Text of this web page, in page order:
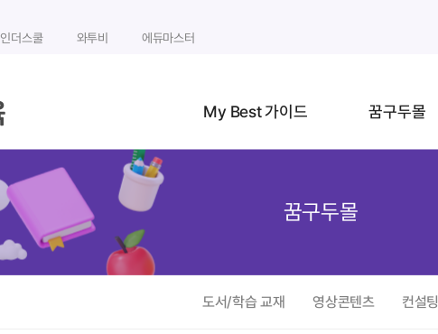
인더스쿨 와투비 에듀마스터
My Best 가이드 꿈구두몰
꿈구두몰
도서/학습 교재 영상콘텐츠 컨설팅